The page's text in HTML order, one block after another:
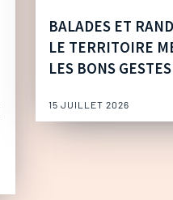
BALADES ET
LE TERRITOIRE
LES BONS
15 JUILLET 2026